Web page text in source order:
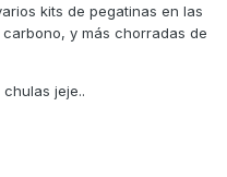
kits de pegatinas en las
y más chorradas de
jeje..